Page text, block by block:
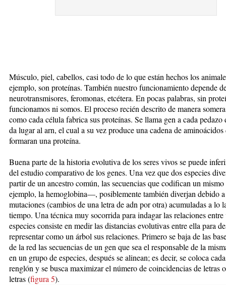
Músculo, piel, cabellos, casi todo de lo que están hechos los
ejemplo, son proteínas. También nuestro funcionamiento depende
neurotransmisores, feromonas, etcétera. En pocas palabras, sin
funcionamos ni somos. El proceso recién descrito de manera
como cada célula fabrica sus proteínas. Se llama gen a cada pedazo
da lugar al arn, el cual a su vez produce una cadena de
formaran una proteína.
Buena parte de la historia evolutiva de los seres vivos se puede
del estudio comparativo de los genes. Una vez que dos especies
partir de un ancestro común, las secuencias que codifican un
ejemplo, la hemoglobina—, posiblemente también diverjan debido
mutaciones (cambios de una letra de adn por otra) acumuladas a lo
tiempo. Una técnica muy socorrida para indagar las relaciones entre
especies consiste en medir las distancias evolutivas entre ella para
representar como un árbol sus relaciones. Primero se baja de las
de la red las secuencias de un gen que sea el responsable de la
en un grupo de especies, después se alinean; es decir, se coloca
renglón y se busca maximizar el número de coincidencias de letras
letras (figura 5).